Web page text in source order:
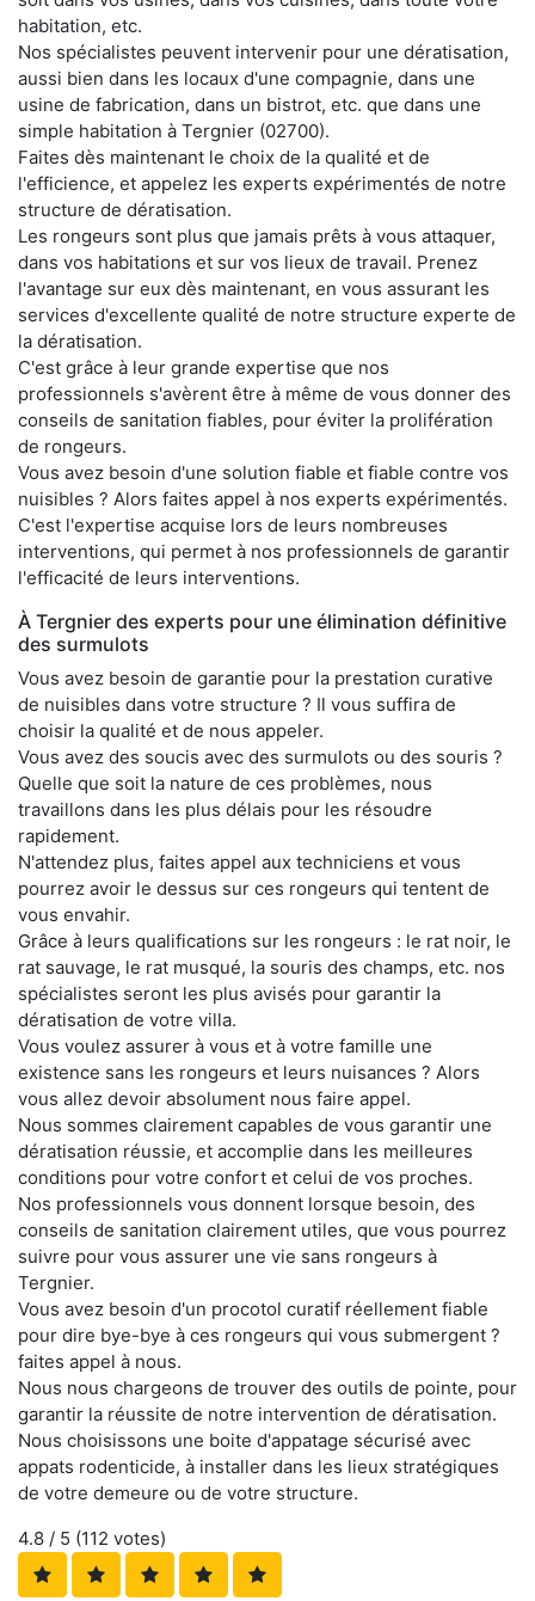
habitation, etc.
Nos spécialistes peuvent intervenir pour une dératisation,
aussi bien dans les locaux d'une compagnie, dans une
usine de fabrication, dans un bistrot, etc. que dans une
simple habitation à Tergnier (02700).
Faites dès maintenant le choix de la qualité et de
l'efficience, et appelez les experts expérimentés de notre
structure de dératisation.
Les rongeurs sont plus que jamais prêts à vous attaquer,
dans vos habitations et sur vos lieux de travail. Prenez
l'avantage sur eux dès maintenant, en vous assurant les
services d'excellente qualité de notre structure experte de
la dératisation.
C'est grâce à leur grande expertise que nos
professionnels s'avèrent être à même de vous donner des
conseils de sanitation fiables, pour éviter la prolifération
de rongeurs.
Vous avez besoin d'une solution fiable et fiable contre vos
nuisibles ? Alors faites appel à nos experts expérimentés.
C'est l'expertise acquise lors de leurs nombreuses
interventions, qui permet à nos professionnels de garantir
l'efficacité de leurs interventions.
À Tergnier des experts pour une élimination définitive
des surmulots
Vous avez besoin de garantie pour la prestation curative
de nuisibles dans votre structure ? Il vous suffira de
choisir la qualité et de nous appeler.
Vous avez des soucis avec des surmulots ou des souris ?
Quelle que soit la nature de ces problèmes, nous
travaillons dans les plus délais pour les résoudre
rapidement.
N'attendez plus, faites appel aux techniciens et vous
pourrez avoir le dessus sur ces rongeurs qui tentent de
vous envahir.
Grâce à leurs qualifications sur les rongeurs : le rat noir, le
rat sauvage, le rat musqué, la souris des champs, etc. nos
spécialistes seront les plus avisés pour garantir la
dératisation de votre villa.
Vous voulez assurer à vous et à votre famille une
existence sans les rongeurs et leurs nuisances ? Alors
vous allez devoir absolument nous faire appel.
Nous sommes clairement capables de vous garantir une
dératisation réussie, et accomplie dans les meilleures
conditions pour votre confort et celui de vos proches.
Nos professionnels vous donnent lorsque besoin, des
conseils de sanitation clairement utiles, que vous pourrez
suivre pour vous assurer une vie sans rongeurs à
Tergnier.
Vous avez besoin d'un procotol curatif réellement fiable
pour dire bye-bye à ces rongeurs qui vous submergent ?
faites appel à nous.
Nous nous chargeons de trouver des outils de pointe, pour
garantir la réussite de notre intervention de dératisation.
Nous choisissons une boite d'appatage sécurisé avec
appats rodenticide, à installer dans les lieux stratégiques
de votre demeure ou de votre structure.
4.8 / 5 (112 votes)